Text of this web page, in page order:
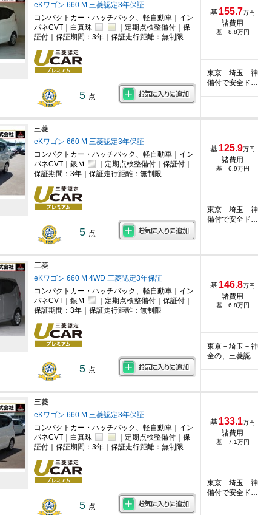
eKワゴン 660 M 三菱認定3年保証
コンパクトカー・ハッチバック、軽自動車｜イン
パネCVT｜白真珠
｜定期点検整備付｜保
証付｜保証期間：3年｜保証走行距離：無制限
5 点
基 155.7万円
諸費用
基 8.8万円
東京－埼玉－
備付で安全ド…
三菱
eKワゴン 660 M 三菱認定3年保証
コンパクトカー・ハッチバック、軽自動車｜イン
パネCVT｜銀Ｍ
｜定期点検整備付｜保証付｜
保証期間：3年｜保証走行距離：無制限
5 点
基 125.9万円
諸費用
基 6.9万円
東京－埼玉－
備付で安全ド…
三菱
eKワゴン 660 M 4WD 三菱認定3年保証
コンパクトカー・ハッチバック、軽自動車｜イン
パネCVT｜銀Ｍ
｜定期点検整備付｜保証付｜
保証期間：3年｜保証走行距離：無制限
5 点
基 146.8万円
諸費用
基 6.8万円
東京－埼玉－
全の、三菱認…
三菱
eKワゴン 660 M 三菱認定3年保証
コンパクトカー・ハッチバック、軽自動車｜イン
パネCVT｜白真珠
｜定期点検整備付｜保
証付｜保証期間：3年｜保証走行距離：無制限
5 点
基 133.1万円
諸費用
基 7.1万円
東京－埼玉－
備付で安全ド…